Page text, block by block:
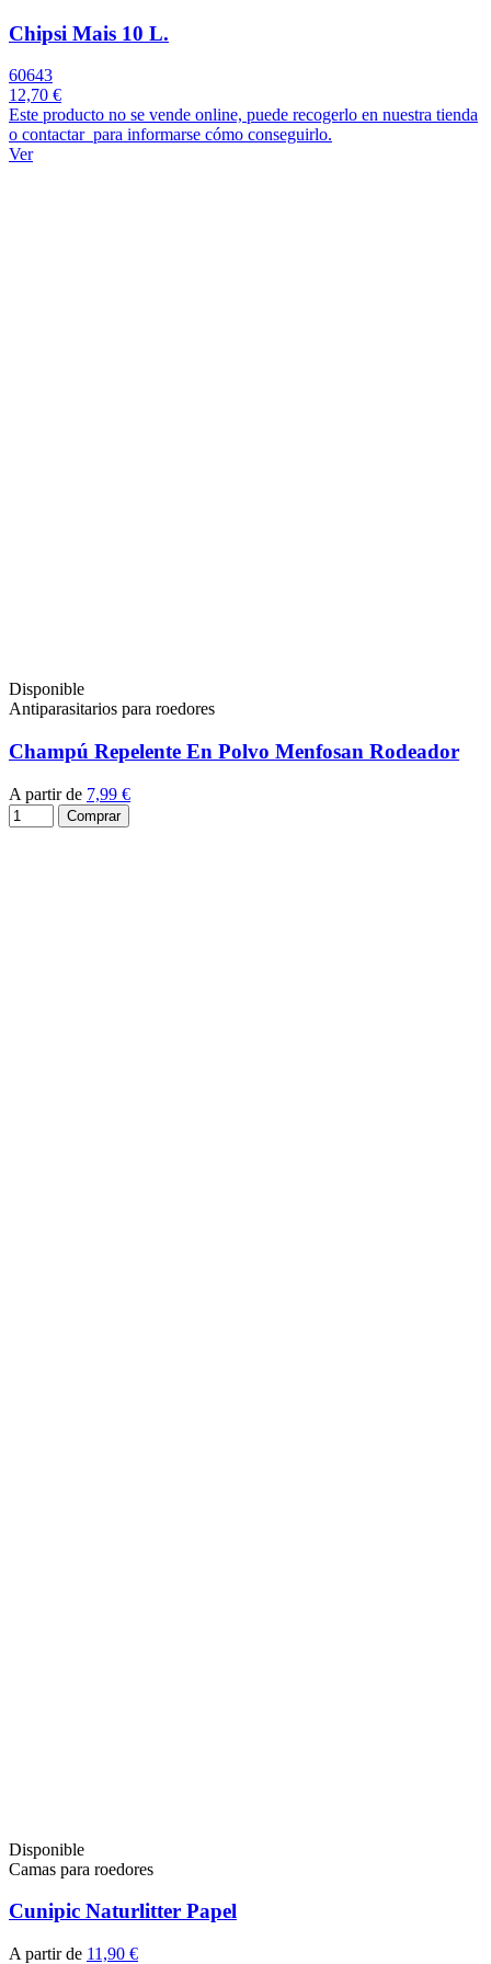
Chipsi Mais 10 L.
60643
12,70 €
Este producto no se vende online, puede recogerlo en nuestra tienda
o contactar para informarse cómo conseguirlo.
Ver
Disponible
Antiparasitarios para roedores
Champú Repelente En Polvo Menfosan Rodeador
A partir de 7,99 €
Comprar
Disponible
Camas para roedores
Cunipic Naturlitter Papel
A partir de 11,90 €